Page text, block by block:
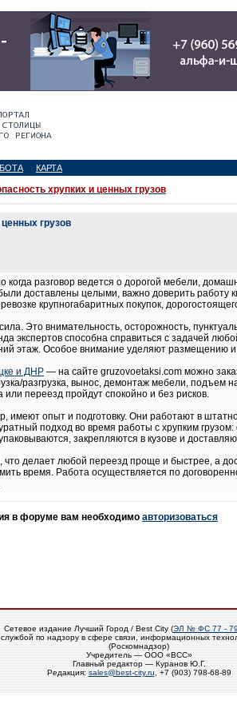
КАРТА
хрупких и ценных грузов
ценных грузов
когда разговор ведется о дорогой мебели,
доставлены целыми, важно доверить работу
крупногабаритных покупок,
Это внимательность, осторожность,
экспертов способна справиться с задачей
этаж. Особое внимание уделяют размещению
и ДНР — на сайте gruzovoetaksi.com можно
разгрузка, вынос, демонтаж мебели,
или переезд пройдут спокойно и без рисков.
имеют опыт и подготовку. Они работают в
подход во время работы с хрупким
закрепляются в кузове и
делает любой переезд проще и быстрее, а
время. Работа осуществляется по
в форуме вам необходимо авторизоваться
Сетевое издание Лучший Город / Best City (ЭЛ № ФС 77 -
по надзору в сфере связи, информационных
(Роскомнадзор)
Учредитель — ООО «ВСС»
Главный редактор — Куранов Ю.Г.
Редакция: sales@best-city.ru , +7 (903) 798-68-89